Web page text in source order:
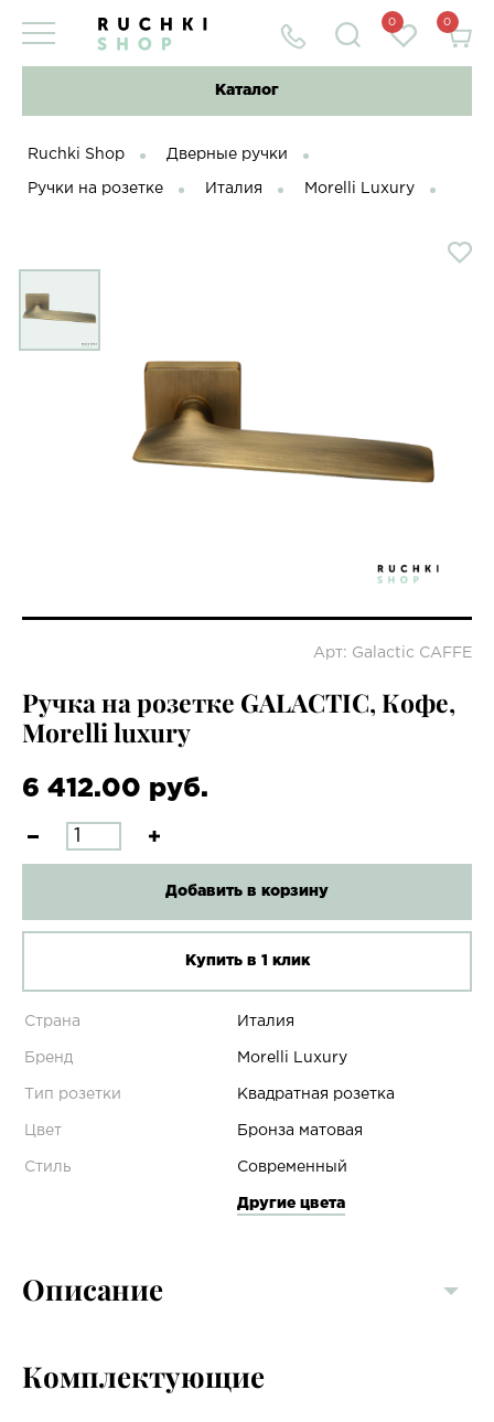
0 0
Каталог
Ruchki Shop Дверные ручки
Ручки на розетке Италия Morelli Luxury
Арт: Galactic CAFFE
Ручка на розетке GALACTIC, Кофе,
Morelli luxury
6 412.00 руб.
Добавить в корзину
Купить в 1 клик
Страна Италия
Бренд Morelli Luxury
Тип розетки Квадратная розетка
Цвет Бронза матовая
Стиль Современный
Другие цвета
Описание
Комплектующие